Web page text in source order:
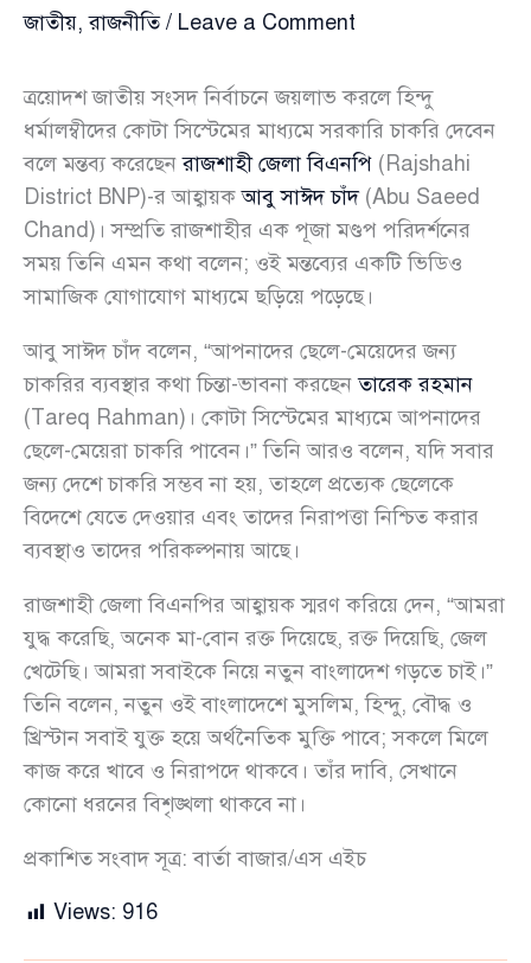
জাতীয়,রাজনীতি/ Leave a Comment
ত্রয়োদশ জাতীয় সংসদ নির্বাচনে জয়লাভ করলে হিন্দু
ধর্মালম্বীদের কোটা সিস্টেমের মাধ্যমে সরকারি চাকরি দেবেন
বলে মন্তব্য করেছেনরাজশাহী জেলা বিএনপি (Rajshahi
District BNP)-র আহ্বায়কআবু সাঈদ চাঁদ(Abu Saeed
Chand)। সম্প্রতি রাজশাহীর এক পূজা মণ্ডপ পরিদর্শনের
সময় তিনি এমন কথা বলেন; ওই মন্তব্যের একটি ভিডিও
সামাজিক যোগাযোগ মাধ্যমে ছড়িয়ে পড়েছে।
আবু সাঈদ চাঁদ বলেন, “আপনাদের ছেলে-মেয়েদের জন্য
চাকরির ব্যবস্থার কথা চিন্তা-ভাবনা করছেনতারেক রহমান
(Tareq Rahman)। কোটা সিস্টেমের মাধ্যমে আপনাদের
ছেলে-মেয়েরা চাকরি পাবেন।” তিনি আরও বলেন, যদি সবার
জন্য দেশে চাকরি সম্ভব না হয়, তাহলে প্রত্যেক ছেলেকে
বিদেশে যেতে দেওয়ার এবং তাদের নিরাপত্তা নিশ্চিত করার
ব্যবস্থাও তাদের পরিকল্পনায় আছে।
রাজশাহী জেলা বিএনপির আহ্বায়ক স্মরণ করিয়ে দেন, “আমরা
যুদ্ধ করেছি, অনেক মা-বোন রক্ত দিয়েছে, রক্ত দিয়েছি, জেল
খেটেছি। আমরা সবাইকে নিয়ে নতুন বাংলাদেশ গড়তে চাই।”
তিনি বলেন, নতুন ওই বাংলাদেশে মুসলিম, হিন্দু, বৌদ্ধ ও
খ্রিস্টান সবাই যুক্ত হয়ে অর্থনৈতিক মুক্তি পাবে; সকলে মিলে
কাজ করে খাবে ও নিরাপদে থাকবে। তাঁর দাবি, সেখানে
কোনো ধরনের বিশৃঙ্খলা থাকবে না।
প্রকাশিত সংবাদ সূত্র: বার্তা বাজার/এস এইচ
Views: 916